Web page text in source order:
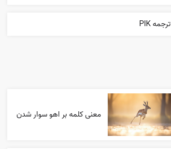
ترجمه PIK
معنی کلمه بر اهو سوار شدن